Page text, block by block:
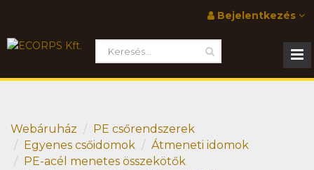
Bejelentkezés
Webáruház
PE csőrendszerek
Egyenes csőidomok
Átmeneti idomok
PE-acél menetes összekötők